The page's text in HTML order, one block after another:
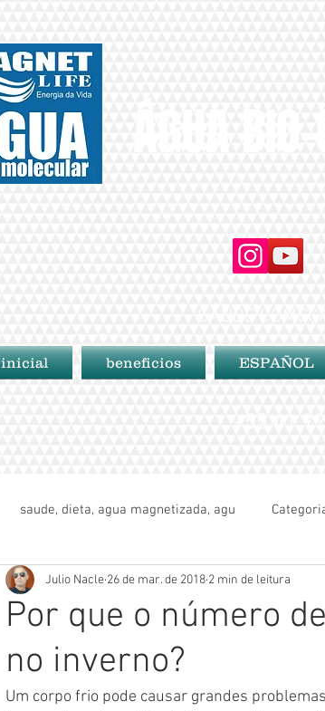
inicial beneficios ESPAÑOL
saude, dieta, agua magnetizada, agu
Por que o número
no inverno?
Julio Nacle 26 de mar. de 2018 2 min de leitura
Um corpo frio pode causar grandes